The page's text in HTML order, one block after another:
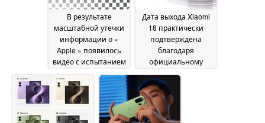
В результате
масштабной утечки
информации о «
Apple » появилось
видео с испытанием
падение,
информация о
новом «Dynamic
Island» и многое
Дата выхода Xiaomi
18 практически
подтверждена
благодаря
официальному
запуска Snapdragon 8
Elite Gen 6